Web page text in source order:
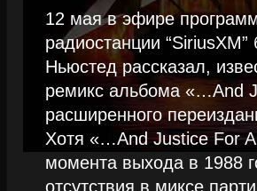
12 мая в эфире
радиостанции
Ньюстед рассказал,
ремикс альбома «…And
расширенного
Хотя «…And Justice For
момента выхода в 1988
отсутствия в миксе